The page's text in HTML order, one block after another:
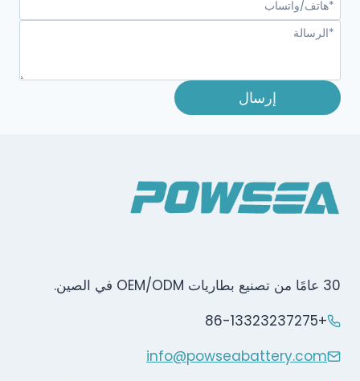
إرسال
30 عامًا من تصنيع بطاريات OEM/ODM في الصين.
+86-13323237275
info@powseabattery.com